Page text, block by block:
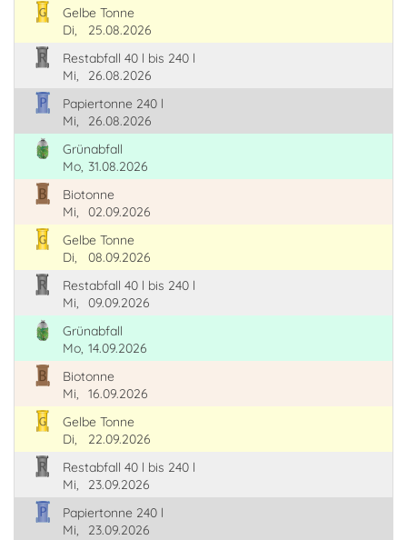
Gelbe Tonne
Di,
25.08.2026
Restabfall 40 l bis 240 l
Mi,
26.08.2026
Papiertonne 240 l
Mi,
26.08.2026
Grünabfall
Mo, 31.08.2026
Biotonne
Mi,
02.09.2026
Gelbe Tonne
Di,
08.09.2026
Restabfall 40 l bis 240 l
Mi,
09.09.2026
Grünabfall
Mo, 14.09.2026
Biotonne
Mi,
16.09.2026
Gelbe Tonne
Di,
22.09.2026
Restabfall 40 l bis 240 l
Mi,
23.09.2026
Papiertonne 240 l
Mi,
23.09.2026